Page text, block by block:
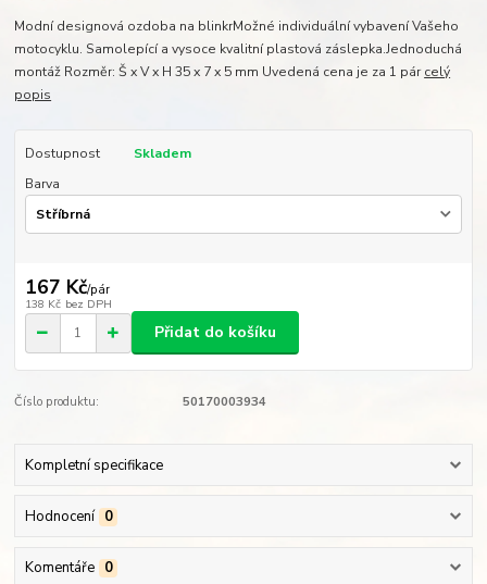
Modní designová ozdoba na blinkrMožné individuální vybavení Vašeho
motocyklu. Samolepící a vysoce kvalitní plastová záslepka.Jednoduchá
montáž Rozměr: Š x V x H 35 x 7 x 5 mm Uvedená cena je za 1 párcelý
popis
Dostupnost
Skladem
Barva
167 Kč/pár
138 Kč bez DPH
Přidat do košíku
Číslo produktu: 50170003934
Kompletní specifikace
Hodnocení 0
Komentáře 0